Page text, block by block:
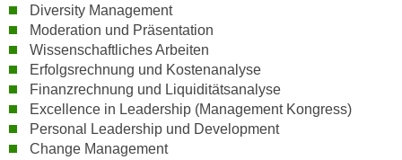
Diversity Management
Moderation und Präsentation
Wissenschaftliches Arbeiten
Erfolgsrechnung und Kostenanalyse
Finanzrechnung und Liquiditätsanalyse
Excellence in Leadership (Management Kongress)
Personal Leadership und Development
Change Management
C
o
o
k
i
e